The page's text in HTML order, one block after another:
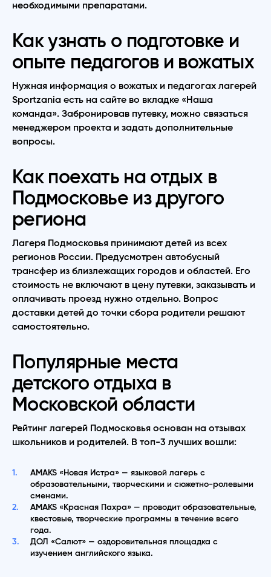
необходимыми препаратами.
Как узнать о подготовке и
опыте педагогов и вожатых
Нужная информация о вожатых и педагогах лагерей
Sportzania есть на сайте во вкладке «Наша
команда». Забронировав путевку, можно связаться
менеджером проекта и задать дополнительные
вопросы.
Как поехать на отдых в
Подмосковье из другого
региона
Лагеря Подмосковья принимают детей из всех
регионов России. Предусмотрен автобусный
трансфер из близлежащих городов и областей. Его
стоимость не включают в цену путевки, заказывать и
оплачивать проезд нужно отдельно. Вопрос
доставки детей до точки сбора родители решают
самостоятельно.
Популярные места
детского отдыха в
Московской области
Рейтинг лагерей Подмосковья основан на отзывах
школьников и родителей. В топ-3 лучших вошли:
AMAKS «Новая Истра» — языковой лагерь с
образовательными, творческими и сюжетно-ролевыми
сменами.
AMAKS «Красная Пахра» — проводит образовательные,
квестовые, творческие программы в течение всего
года.
ДОЛ «Салют» — оздоровительная площадка с
изучением английского языка.